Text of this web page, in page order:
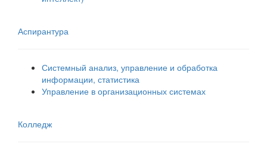
Аспирантура
Системный анализ, управление и обработка
информации, статистика
Управление в организационных системах
Колледж